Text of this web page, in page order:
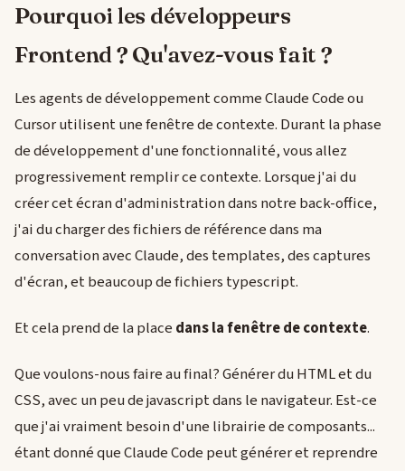
Pourquoi les développeurs
Frontend ? Qu'avez-vous fait ?
Les agents de développement comme Claude Code ou
Cursor utilisent une fenêtre de contexte. Durant la phase
de développement d'une fonctionnalité, vous allez
progressivement remplir ce contexte. Lorsque j'ai du
créer cet écran d'administration dans notre back-office,
j'ai du charger des fichiers de référence dans ma
conversation avec Claude, des templates, des captures
d'écran, et beaucoup de fichiers typescript.
Et cela prend de la place dans la fenêtre de contexte.
Que voulons-nous faire au final? Générer du HTML et du
CSS, avec un peu de javascript dans le navigateur. Est-ce
que j'ai vraiment besoin d'une librairie de composants...
étant donné que Claude Code peut générer et reprendre